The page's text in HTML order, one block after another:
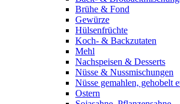
Brühe & Fond
Gewürze
Hülsenfrüchte
Koch- & Backzutaten
Mehl
Nachspeisen & Desserts
Nüsse & Nussmischungen
Nüsse gemahlen, gehobelt
Ostern